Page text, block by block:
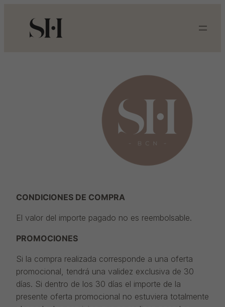
contenido
CONDICIONES DE COMPRA
El valor del importe pagado no es reembolsable.
PROMOCIONES
Si la compra realizada corresponde a una oferta
promocional, tendrá una validez exclusiva de 30
días. Si dentro de los 30 días el importe de la
presente oferta promocional no estuviera totalmente